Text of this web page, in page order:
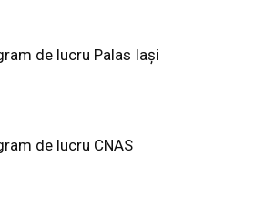
de lucru Palas Iași
de lucru CNAS